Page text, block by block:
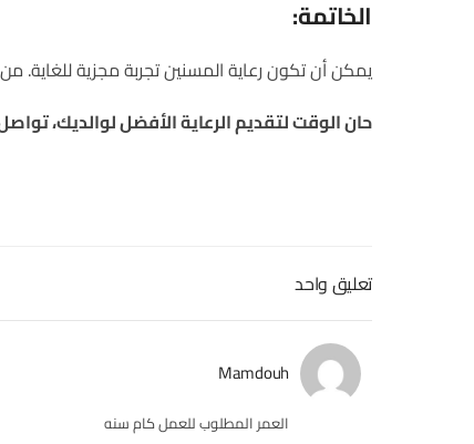
الخاتمة:
يمكن أن تكون رعاية المسنين تجربة مجزية
حان الوقت لتقديم الرعاية الأفضل لوالديك،
تعليق واحد
Mamdouh
العمر المطلوب للعمل كام سنه